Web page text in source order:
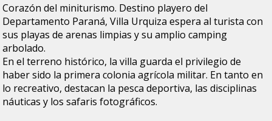
Corazón del miniturismo. Destino playero del
Departamento Paraná, Villa Urquiza espera al turista con
sus playas de arenas limpias y su amplio camping
arbolado.
En el terreno histórico, la villa guarda el privilegio de
haber sido la primera colonia agrícola militar. En tanto en
lo recreativo, destacan la pesca deportiva, las disciplinas
náuticas y los safaris fotográficos.